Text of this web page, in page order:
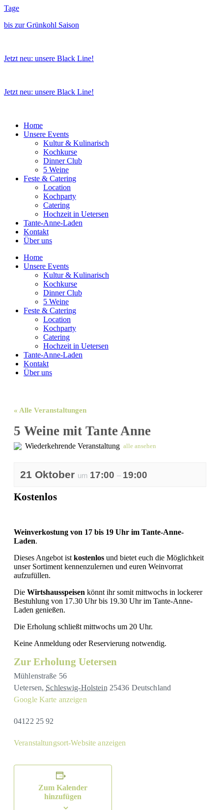
Zum
wechseln
Tage
bis zur Grünkohl Saison
Jetzt neu: unsere Black Line!
Jetzt neu: unsere Black Line!
Home
Unsere Events
Kultur & Kulinarisch
Kochkurse
Dinner Club
5 Weine
Feste & Catering
Location
Kochparty
Catering
Hochzeit in Uetersen
Tante-Anne-Laden
Kontakt
Über uns
Home
Unsere Events
Kultur & Kulinarisch
Kochkurse
Dinner Club
5 Weine
Feste & Catering
Location
Kochparty
Catering
Hochzeit in Uetersen
Tante-Anne-Laden
Kontakt
Über uns
« Alle Veranstaltungen
5 Weine mit Tante Anne
Wiederkehrende Veranstaltung alle ansehen
21 Oktober um 17:00 – 19:00
Kostenlos
Weinverkostung von 17 bis 19 Uhr im Tante-Anne-
Laden.
Dieses Angebot ist kostenlos und bietet euch die Möglichkeit
unser Sortiment kennenzulernen und euren Weinvorrat
aufzufüllen.
Die Wirtshausspeisen könnt ihr somit mittwochs in lockerer
Bestuhlung von 17.30 Uhr bis 19.30 Uhr im Tante-Anne-
Laden genießen.
Die Erholung schließt mittwochs um 20 Uhr.
Keine Anmeldung oder Reservierung notwendig.
Zur Erholung Uetersen
Mühlenstraße 56
Uetersen, Schleswig-Holstein 25436 Deutschland
Google Karte anzeigen
04122 25 92
Veranstaltungsort-Website anzeigen
Zum Kalender
hinzufügen